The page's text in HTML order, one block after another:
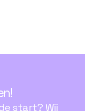
start? Wij